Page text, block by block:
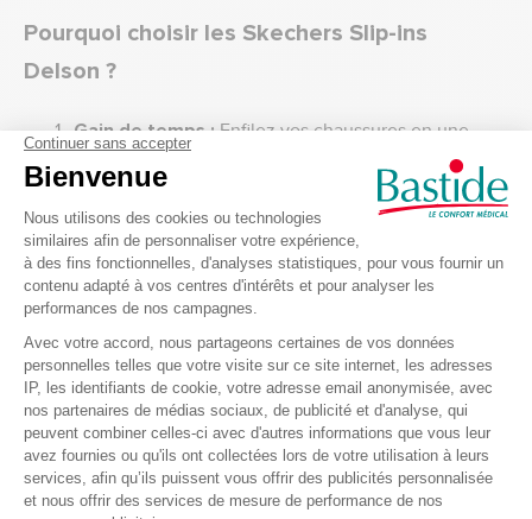
Pourquoi choisir les Skechers Slip-ins
Delson ?
Gain de temps : Enfilez vos chaussures en une
seconde, idéal pour les matins pressés.
Confort Absolu :
La combinaison de la Memory
Foam et du soutien de la voûte plantaire garantit un
bien-être durable toute la journée.
Polyvalence Style: Son look hybride entre la
basket et la chaussure de ville en fait l'alliée parfaite
de vos jeans ou de vos pantalons chinos.
Accessibilité :Une solution parfaite pour ceux qui
ont des difficultés à se baisser ou à manipuler des
lacets.
Conseils d'entretien et de taille des chaussures